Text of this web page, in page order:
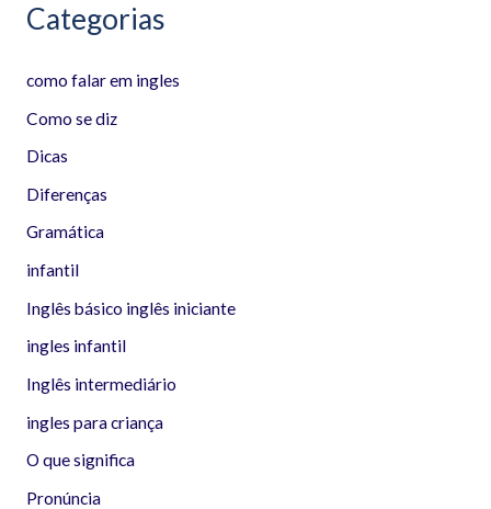
Categorias
como falar em ingles
Como se diz
Dicas
Diferenças
Gramática
infantil
Inglês básico inglês iniciante
ingles infantil
Inglês intermediário
ingles para criança
O que significa
Pronúncia